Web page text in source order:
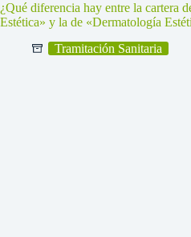
¿Qué diferencia hay entre la cartera
Estética» y la de «Dermatología
Tramitación Sanitaria